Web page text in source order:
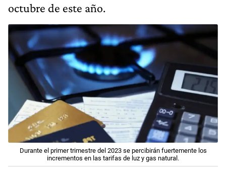
octubre de este año.
Durante el primer trimestre del 2023 se percibirán fuertemente los
incrementos en las tarifas de luz y gas natural.